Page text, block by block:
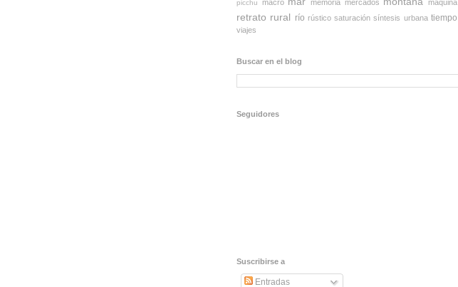
picchu
macro memoria mercados máquina
retrato rural río rústico saturación síntesis urbana tiempo
viajes
Buscar en el blog
Seguidores
Suscribirse a
Entradas